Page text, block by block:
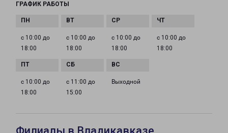
ГРАФИК РАБОТЫ
с 10:00 до
18:00
с 10:00 до
18:00
с 10:00 до
18:00
с 10:00 до
18:00
с 10:00 до
18:00
с 11:00 до
15:00
Выходной